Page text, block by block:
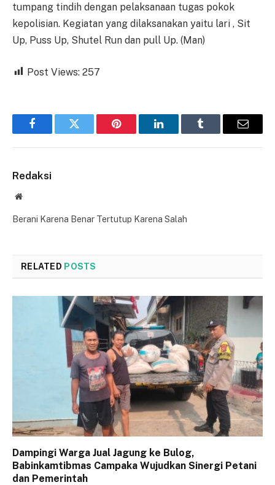
tumpang tindih dengan pelaksanaan tugas pokok
kepolisian. Kegiatan yang dilaksanakan yaitu lari , Sit
Up, Puss Up, Shutel Run dan pull Up. (Man)
Post Views: 257
FacebookTwitter Pinterest LinkedInTumblr Email
Redaksi
Website
Berani Karena Benar Tertutup Karena Salah
RELATED POSTS
Dampingi Warga Jual Jagung ke Bulog,
Babinkamtibmas Campaka Wujudkan Sinergi Petani
dan Pemerintah